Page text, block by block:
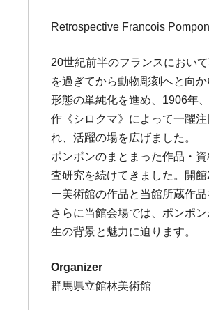
Retrospective Francois Pompon
20世紀前半のフランスにおい
を過ぎてから動物彫刻へと向
形態の単純化を進め、1906年
作《シロクマ》によって一躍
れ、活躍の場を広げました。
ポンポンのまとまった作品・
査研究を続けてきました。開
ー美術館の作品と当館所蔵作
さらに当館会場では、ポンポ
生の背景と魅力に迫ります。
Organizer
群馬県立館林美術館